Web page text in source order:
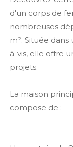
d'un corps de
nombreuses
m². Située
à-vis, elle offre
projets.
La maison
compose de :